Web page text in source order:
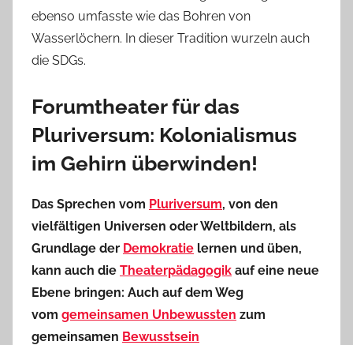
ebenso umfasste wie das Bohren von
Wasserlöchern. In dieser Tradition wurzeln auch
die SDGs.
Forumtheater für das
Pluriversum: Kolonialismus
im Gehirn überwinden!
Das Sprechen vom Pluriversum, von den
vielfältigen Universen oder Weltbildern, als
Grundlage der Demokratie lernen und üben,
kann auch die Theaterpädagogik auf eine neue
Ebene bringen: Auch auf dem Weg
vom gemeinsamen Unbewussten zum
gemeinsamen Bewusstsein